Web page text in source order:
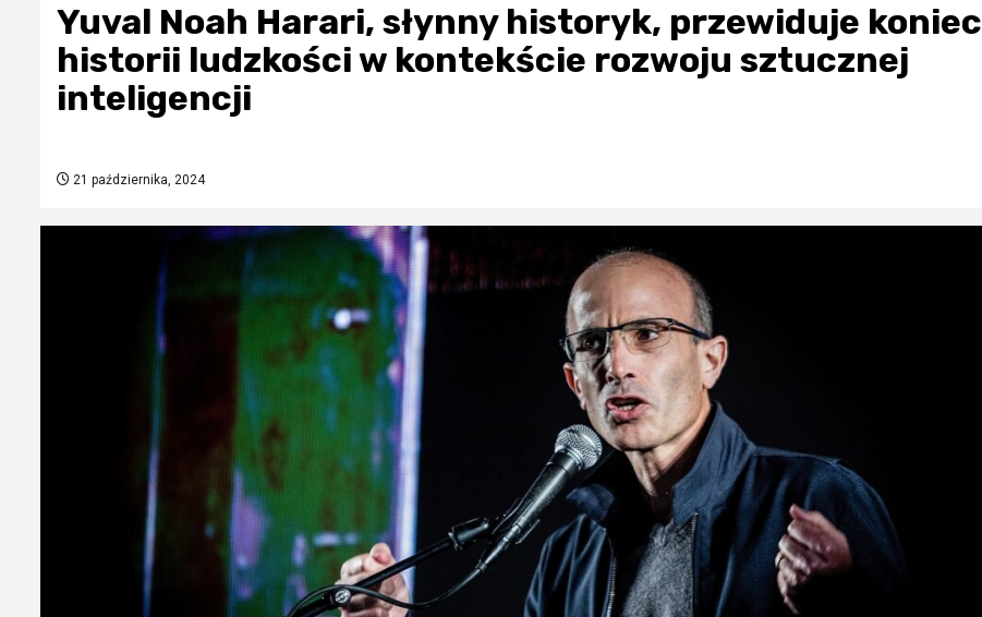
Yuval Noah Harari, słynny historyk, przewiduje koniec
historii ludzkości w kontekście rozwoju sztucznej
inteligencji
21 października, 2024